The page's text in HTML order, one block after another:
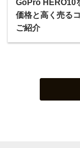
GoPro HERO10
価格と高く売る
ご紹介